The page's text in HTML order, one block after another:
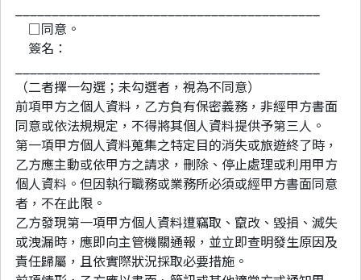
□同意。
簽名：
（二者擇一勾選；未勾選者，視為不同意）
前項甲方之個人資料，乙方負有保密義務，非經甲方書面
同意或依法規規定，不得將其個人資料提供予第三人。
第一項甲方個人資料蒐集之特定目的消失或旅遊終了時，
乙方應主動或依甲方之請求，刪除、停止處理或利用甲方
個人資料。但因執行職務或業務所必須或經甲方書面同意
者，不在此限。
乙方發現第一項甲方個人資料遭竊取、竄改、毀損、滅失
或洩漏時，應即向主管機關通報，並立即查明發生原因及
責任歸屬，且依實際狀況採取必要措施。